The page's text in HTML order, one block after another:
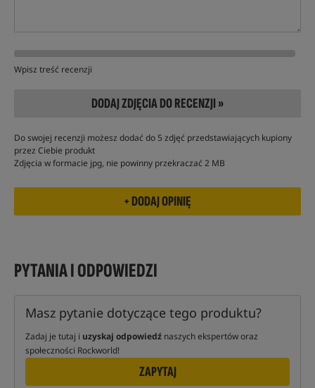
Wpisz treść recenzji
DODAJ ZDJĘCIA DO RECENZJI »
Do swojej recenzji możesz dodać do 5 zdjęć przedstawiających kupiony
przez Ciebie produkt
Zdjęcia w formacie jpg, nie powinny przekraczać 2 MB
PYTANIA I ODPOWIEDZI
Masz pytanie dotyczące tego produktu?
Zadaj je tutaj i uzyskaj odpowiedź naszych ekspertów oraz
społeczności Rockworld!
ZAPYTAJ